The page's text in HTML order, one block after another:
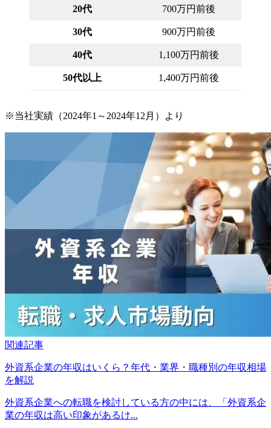
20代 700万円前後
30代 900万円前後
40代 1,100万円前後
50代以上 1,400万円前後
※当社実績（2024年1～2024年12月）より
関連記事
外資系企業の年収はいくら？年代・業界・職種別の年収相場
を解説
外資系企業への転職を検討している方の中には、「外資系企
業の年収は高い印象があるけ...